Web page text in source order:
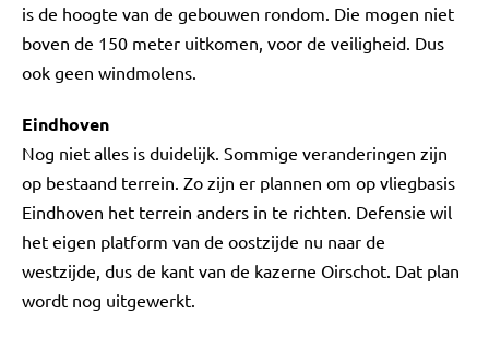
is de hoogte van de gebouwen rondom. Die mogen niet
boven de 150 meter uitkomen, voor de veiligheid. Dus
ook geen windmolens.
Eindhoven
Nog niet alles is duidelijk. Sommige veranderingen zijn
op bestaand terrein. Zo zijn er plannen om op vliegbasis
Eindhoven het terrein anders in te richten. Defensie wil
het eigen platform van de oostzijde nu naar de
westzijde, dus de kant van de kazerne Oirschot. Dat plan
wordt nog uitgewerkt.